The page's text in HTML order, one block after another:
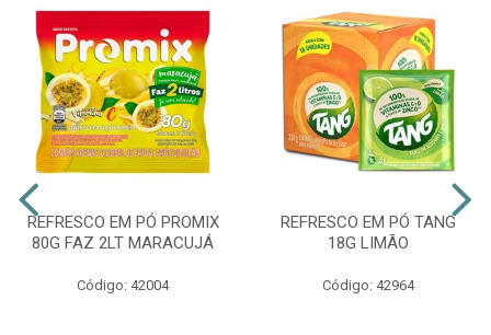
REFRESCO EM PÓ PROMIX
80G FAZ 2LT MARACUJÁ
Código: 42004
REFRESCO EM PÓ TANG
18G LIMÃO
Código: 42964